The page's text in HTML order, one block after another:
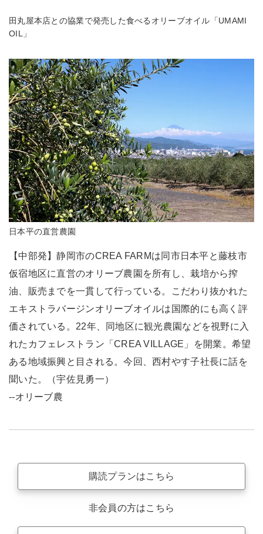
田丸屋本店との協業で発売した食べるオリーブオイル「UMAMI
OIL」
日本平の直営農園
【中部発】静岡市のCREA FARMは同市日本平と藤枝市
仮宿地区に直営のオリーブ農園を所有し、栽培から搾
油、販売までを一貫して行っている。こだわり抜かれた
エキストラバージンオリーブオイルは国際的にも高く評
価されている。22年、同地区に観光農園などを視野に入
れたカフェレストラン「CREA VILLAGE」を開業。希望
ある地域振興と目される。今回、西村やす子社長に話を
聞いた。（宇佐見勇一）
--オリーブ農
購読プランはこちら
非会員の方はこちら